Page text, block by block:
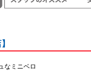
なミニベロ